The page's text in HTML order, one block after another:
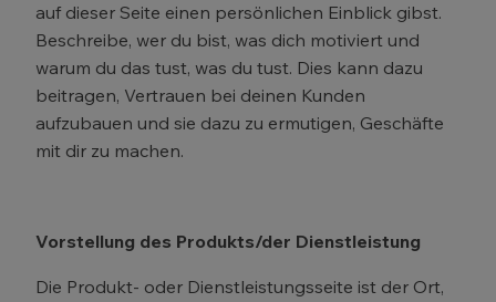
auf dieser Seite einen persönlichen Einblick gibst.
Beschreibe, wer du bist, was dich motiviert und
warum du das tust, was du tust. Dies kann dazu
beitragen, Vertrauen bei deinen Kunden
aufzubauen und sie dazu zu ermutigen, Geschäfte
mit dir zu machen.
Vorstellung des Produkts/der Dienstleistung
Die Produkt- oder Dienstleistungsseite ist der Ort,